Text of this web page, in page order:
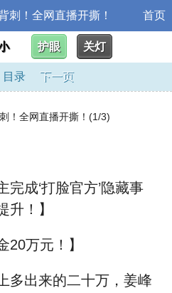
刺！全网直播开撕！ 首页
护眼 关灯
目录 下一页
！全网直播开撕！(1/3)
完成‘打脸官方’隐藏事
升！】
20万元！】
多出来的二十万，姜峰